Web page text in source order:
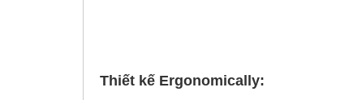
Thiết kế Ergonomically: